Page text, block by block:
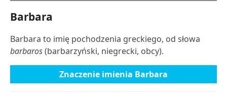
Barbara
Barbara to imię pochodzenia greckiego, od słowa
barbaros(barbarzyński, niegrecki, obcy).
Znaczenie imienia Barbara